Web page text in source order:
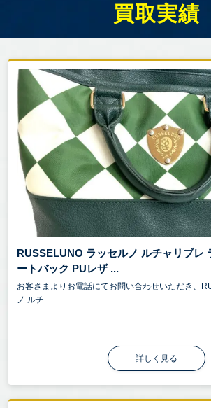
買取実績
RUSSELUNO ラッセルノ ルチャリブレ
ートバック PUレザ ...
お客さまよりお電話にてお問い合わせいただき、
ノ ルチ...
詳しく見る